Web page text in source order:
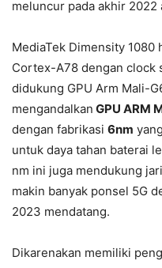
meluncur pada akhir
MediaTek Dimensity 1080
Cortex-A78 dengan clock
didukung GPU Arm Mali-
mengandalkan GPU ARM
dengan fabrikasi 6nm
untuk daya tahan baterai
nm ini juga mendukung
makin banyak ponsel 5G
2023 mendatang.
Dikarenakan memiliki